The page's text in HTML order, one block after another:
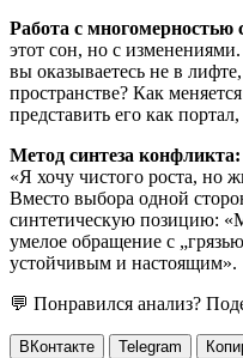
Работа с многомерностью
этот сон, но с
вы оказываетесь не в
пространстве? Как
представить его как
Метод синтеза конфликта:
«Я хочу чистого роста, но
Вместо выбора одной
синтетическую позицию:
умелое обращение с
устойчивым и настоящим».
💬 Понравился анализ?
ВКонтакте Telegram